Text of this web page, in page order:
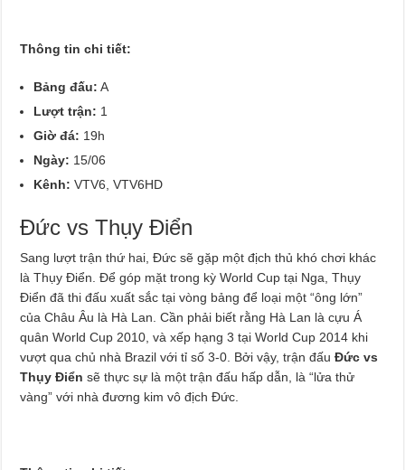
Thông tin chi tiết:
Bảng đấu: A
Lượt trận: 1
Giờ đá: 19h
Ngày: 15/06
Kênh: VTV6, VTV6HD
Đức vs Thụy Điển
Sang lượt trận thứ hai, Đức sẽ gặp một địch thủ khó chơi khác
là Thụy Điển. Để góp mặt trong kỳ World Cup tại Nga, Thụy
Điển đã thi đấu xuất sắc tại vòng bảng để loại một “ông lớn”
của Châu Âu là Hà Lan. Cần phải biết rằng Hà Lan là cựu Á
quân World Cup 2010, và xếp hạng 3 tại World Cup 2014 khi
vượt qua chủ nhà Brazil với tỉ số 3-0. Bởi vậy, trận đấuĐức vs
Thụy Điển sẽ thực sự là một trận đấu hấp dẫn, là “lửa thử
vàng” với nhà đương kim vô địch Đức.